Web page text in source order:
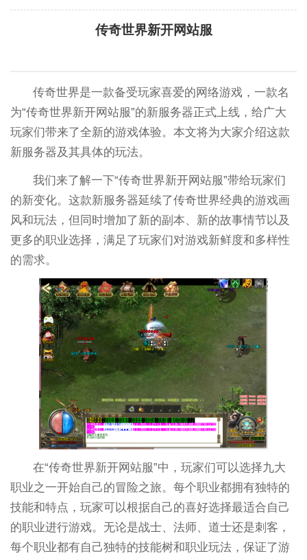
传奇世界新开网站服
传奇世界是一款备受玩家喜爱的网络游戏，一款名
为“传奇世界新开网站服”的新服务器正式上线，给广大
玩家们带来了全新的游戏体验。本文将为大家介绍这款
新服务器及其具体的玩法。
我们来了解一下“传奇世界新开网站服”带给玩家们
的新变化。这款新服务器延续了传奇世界经典的游戏画
风和玩法，但同时增加了新的副本、新的故事情节以及
更多的职业选择，满足了玩家们对游戏新鲜度和多样性
的需求。
在“传奇世界新开网站服”中，玩家们可以选择九大
职业之一开始自己的冒险之旅。每个职业都拥有独特的
技能和特点，玩家可以根据自己的喜好选择最适合自己
的职业进行游戏。无论是战士、法师、道士还是刺客，
每个职业都有自己独特的技能树和职业玩法，保证了游